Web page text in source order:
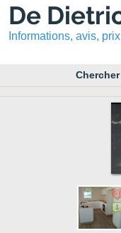
De
Informations, avis,
3
1